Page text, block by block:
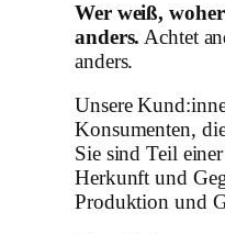
Wer weiß,
anders. Achtet
anders.
Unsere
Konsumenten,
Sie sind Teil
Herkunft und
Produktion und